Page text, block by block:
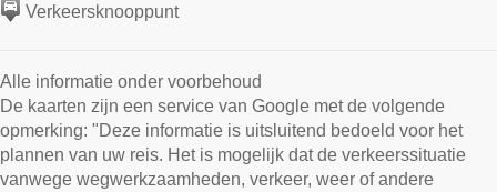
Verkeersknooppunt
Alle informatie onder voorbehoud
De kaarten zijn een service van Google met de volgende
opmerking: "Deze informatie is uitsluitend bedoeld voor het
plannen van uw reis. Het is mogelijk dat de verkeerssituatie
vanwege wegwerkzaamheden, verkeer, weer of andere